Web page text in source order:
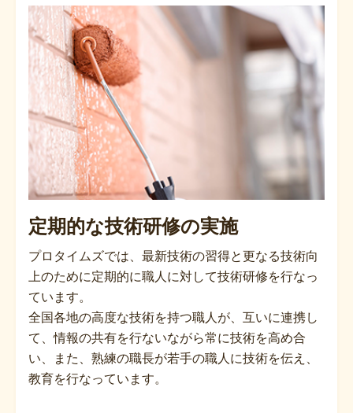
定期的な技術研修の実施
プロタイムズでは、最新技術の習得と更なる技術向
上のために定期的に職人に対して技術研修を行なっ
ています。
全国各地の高度な技術を持つ職人が、互いに連携し
て、情報の共有を行ないながら常に技術を高め合
い、また、熟練の職長が若手の職人に技術を伝え、
教育を行なっています。